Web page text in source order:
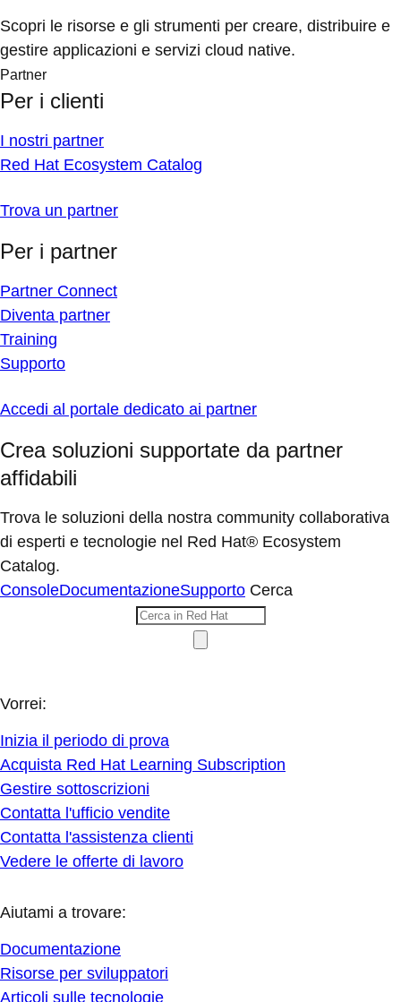
Scopri le risorse e gli strumenti per creare, distribuire e
gestire applicazioni e servizi cloud native.
Partner
Per i clienti
I nostri partner
Red Hat Ecosystem Catalog
Trova un partner
Per i partner
Partner Connect
Diventa partner
Training
Supporto
Accedi al portale dedicato ai partner
Crea soluzioni supportate da partner
affidabili
Trova le soluzioni della nostra community collaborativa
di esperti e tecnologie nel Red Hat® Ecosystem
Catalog.
ConsoleDocumentazioneSupporto Cerca
Vorrei:
Inizia il periodo di prova
Acquista Red Hat Learning Subscription
Gestire sottoscrizioni
Contatta l'ufficio vendite
Contatta l'assistenza clienti
Vedere le offerte di lavoro
Aiutami a trovare:
Documentazione
Risorse per sviluppatori
Articoli sulle tecnologie